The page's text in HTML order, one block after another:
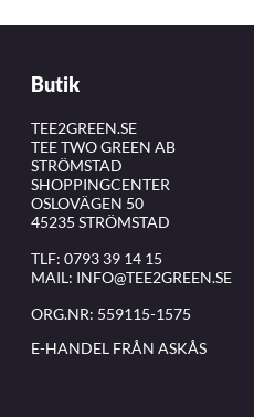
Butik
TEE2GREEN.SE
TEE TWO GREEN AB
STRÖMSTAD
SHOPPINGCENTER
OSLOVÄGEN 50
45235 STRÖMSTAD
TLF: 0793 39 14 15
MAIL: INFO@TEE2GREEN.SE
ORG.NR: 559115-1575
E-HANDEL FRÅN ASKÅS